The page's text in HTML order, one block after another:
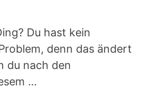
Du hast kein
denn das ändert
du nach den
…